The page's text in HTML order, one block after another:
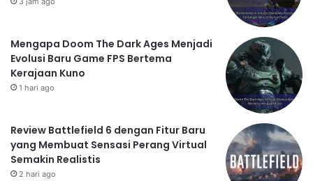
Mengapa Doom The Dark Ages Menjadi
Evolusi Baru Game FPS Bertema
Kerajaan Kuno
1 hari ago
Review Battlefield 6 dengan Fitur Baru
yang Membuat Sensasi Perang Virtual
Semakin Realistis
2 hari ago